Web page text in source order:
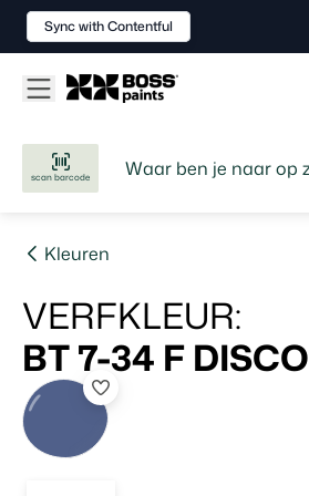
scan barcode
Kleuren
VERFKLEUR:
BT 7-34 F DISCO
Sync with Contentful